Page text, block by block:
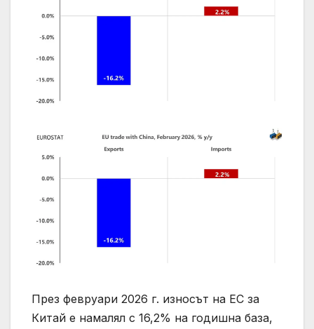
През февруари 2026 г. износът на ЕС за
Китай е намалял с 16,2% на годишна база,